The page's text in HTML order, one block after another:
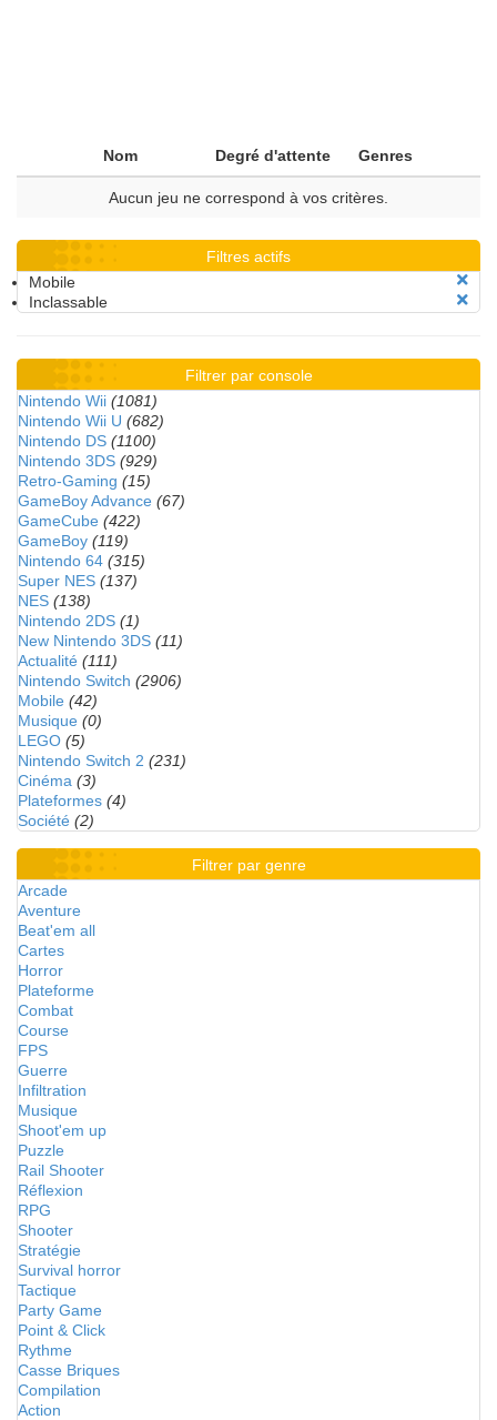
Nom Degré d'attente Genres
Aucun jeu ne correspond à vos critères.
Filtres actifs
Mobile
Inclassable
Filtrer par console
Nintendo Wii (1081)
Nintendo Wii U (682)
Nintendo DS (1100)
Nintendo 3DS (929)
Retro-Gaming (15)
GameBoy Advance (67)
GameCube (422)
GameBoy (119)
Nintendo 64 (315)
Super NES (137)
NES (138)
Nintendo 2DS (1)
New Nintendo 3DS (11)
Actualité (111)
Nintendo Switch (2906)
Mobile (42)
Musique (0)
LEGO (5)
Nintendo Switch 2 (231)
Cinéma (3)
Plateformes (4)
Société (2)
Filtrer par genre
Arcade
Aventure
Beat'em all
Cartes
Horror
Plateforme
Combat
Course
FPS
Guerre
Infiltration
Musique
Shoot'em up
Puzzle
Rail Shooter
Réflexion
RPG
Shooter
Stratégie
Survival horror
Tactique
Party Game
Point & Click
Rythme
Casse Briques
Compilation
Action